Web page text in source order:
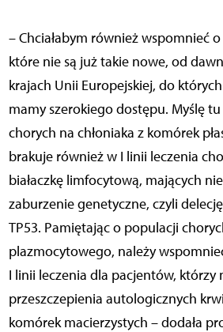
– Chciałabym również wspomnieć
które nie są już takie nowe, od
krajach Unii Europejskiej, do
mamy szerokiego dostępu. Myślę
chorych na chłoniaka z komórek
brakuje również w I linii leczenia
białaczkę limfocytową, mających
zaburzenie genetyczne, czyli
TP53. Pamiętając o populacji
plazmocytowego, należy
I linii leczenia dla pacjentów, którzy
przeszczepienia autologicznych
komórek macierzystych – dodała